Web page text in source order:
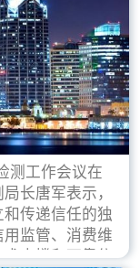
测工作会议在
长唐军表示，
传递信任的独
监管、消费维
支撑和可靠依